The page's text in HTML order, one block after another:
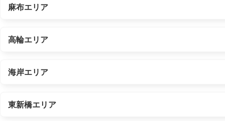
麻布エリア
高輪エリア
海岸エリア
東新橋エリア